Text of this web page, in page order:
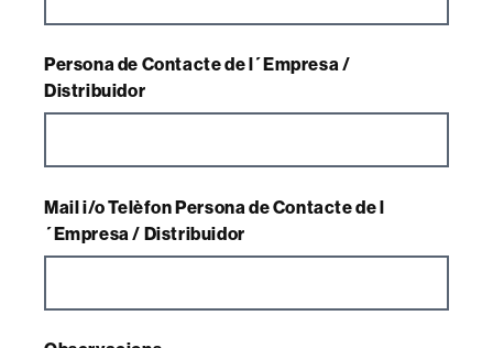
Persona de Contacte de l´Empresa /
Distribuidor
Mail i/o Telèfon Persona de Contacte de l
´Empresa / Distribuidor